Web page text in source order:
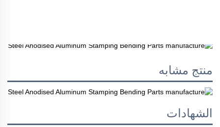
منتج مشابه
الشهادات